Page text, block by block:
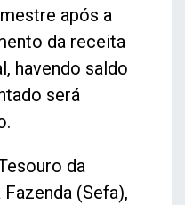
após a
da receita
havendo saldo
será
da
(Sefa),